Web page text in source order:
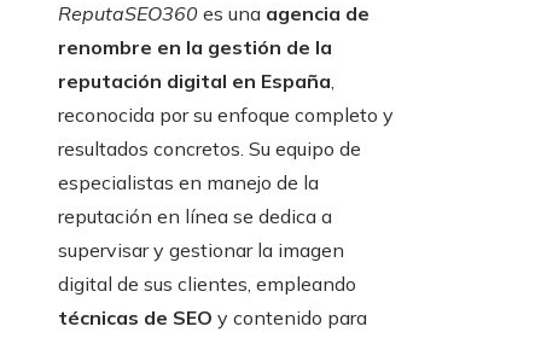
ReputaSEO360 es una agencia de
renombre en la gestión de la
reputación digital en España,
reconocida por su enfoque completo y
resultados concretos. Su equipo de
especialistas en manejo de la
reputación en línea se dedica a
supervisar y gestionar la imagen
digital de sus clientes, empleando
técnicas de SEO y contenido para